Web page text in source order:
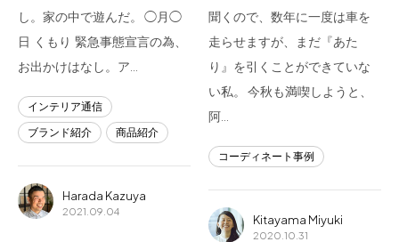
し。家の中で遊んだ。 ◯月◯
日 くもり 緊急事態宣言の為、
お出かけはなし。ア…
インテリア通信
ブランド紹介
商品紹介
Harada Kazuya
2021.09.04
聞くので、数年に一度は車を
走らせますが、まだ『あた
り』を引くことができていな
い私。 今秋も満喫しようと、
阿…
コーディネート事例
Kitayama Miyuki
2020.10.31